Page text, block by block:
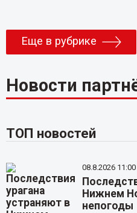
Еще в рубрике
Новости
ТОП новостей
08.8.2026 11:00
Нижнем
непогоды